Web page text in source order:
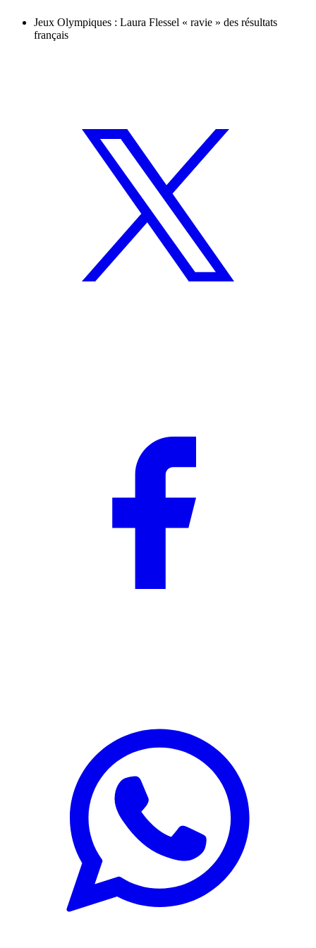
Jeux Olympiques : Laura Flessel « ravie » des résultats
français